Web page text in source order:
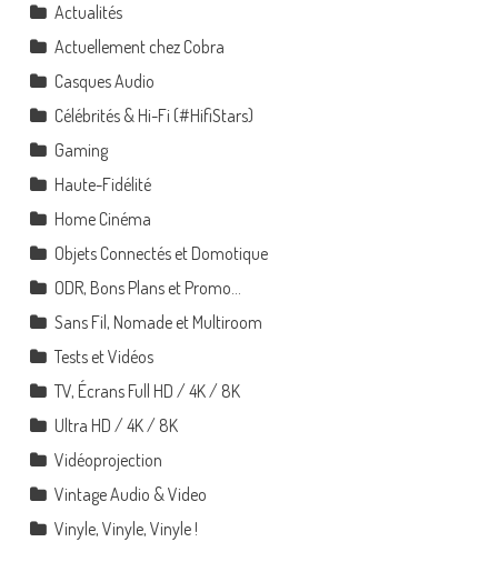
Actualités
Actuellement chez Cobra
Casques Audio
Célébrités & Hi-Fi (#HifiStars)
Gaming
Haute-Fidélité
Home Cinéma
Objets Connectés et Domotique
ODR, Bons Plans et Promo…
Sans Fil, Nomade et Multiroom
Tests et Vidéos
TV, Écrans Full HD / 4K / 8K
Ultra HD / 4K / 8K
Vidéoprojection
Vintage Audio & Video
Vinyle, Vinyle, Vinyle !